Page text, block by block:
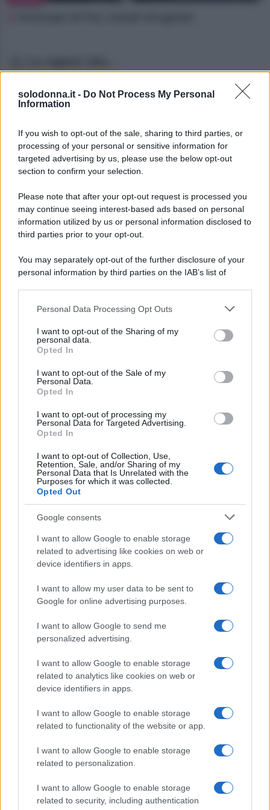
solodonna.it - Do Not Process My Personal
Information
If you wish to opt-out of the sale, sharing to third parties, or
processing of your personal or sensitive information for
targeted advertising by us, please use the below opt-out
section to confirm your selection.
Please note that after your opt-out request is processed you
may continue seeing interest-based ads based on personal
information utilized by us or personal information disclosed to
third parties prior to your opt-out.
You may separately opt-out of the further disclosure of your
personal information by third parties on the IAB’s list of
This information may also be disclosed by us to third parties
disclose it to other third parties.
Please note that this website/app uses one or more Google
services and may gather and store information including but
not limited to your visit or usage behaviour. You may click to
grant or deny consent to Google and its third-party tags to
consent section.
Personal Data Processing Opt Outs
I want to opt-out of the Sharing of my
personal data.
Opted In
I want to opt-out of the Sale of my
Personal Data.
Opted In
I want to opt-out of processing my
Personal Data for Targeted Advertising.
Opted In
I want to opt-out of Collection, Use,
Retention, Sale, and/or Sharing of my
Personal Data that Is Unrelated with the
Purposes for which it was collected.
Opted Out
Google consents
I want to allow Google to enable storage
related to advertising like cookies on web or
device identifiers in apps.
I want to allow my user data to be sent to
Google for online advertising purposes.
I want to allow Google to send me
personalized advertising.
I want to allow Google to enable storage
related to analytics like cookies on web or
device identifiers in apps.
I want to allow Google to enable storage
related to functionality of the website or app.
I want to allow Google to enable storage
related to personalization.
I want to allow Google to enable storage
related to security, including authentication
Oroscopo di Fox, lunedì 10 agosto
Oroscopo di Fox, lunedì 10 agosto
Seguici su Google News
TRIBUNALE DI NOCERA INFERIORE N. 6/2020 - RG N. 1338/2020
ISCRIZIONE AL ROC N. 35792 – ISCRITTA ALL’ANSO (ASSOCIAZIONE
NAZIONALE STAMPA ONLINE)
Privacy e Notifiche